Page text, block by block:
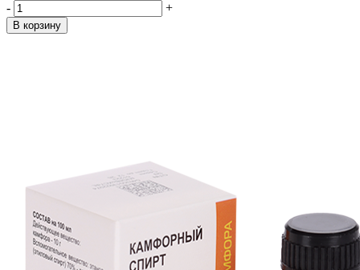
-
+
В корзину